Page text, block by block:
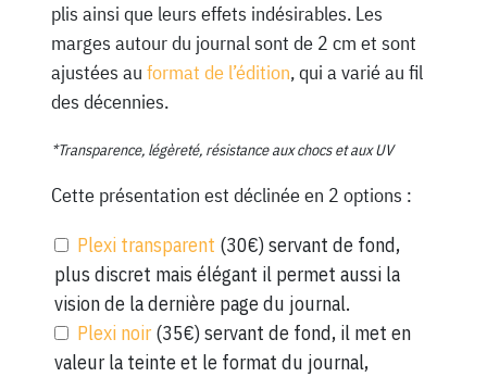
plis ainsi que leurs effets indésirables. Les
marges autour du journal sont de 2 cm et sont
ajustées au format de l’édition, qui a varié au fil
des décennies.
*Transparence, légèreté, résistance aux chocs et aux UV
Cette présentation est déclinée en 2 options :
Plexi transparent (30€) servant de fond,
plus discret mais élégant il permet aussi la
vision de la dernière page du journal.
Plexi noir (35€) servant de fond, il met en
valeur la teinte et le format du journal,